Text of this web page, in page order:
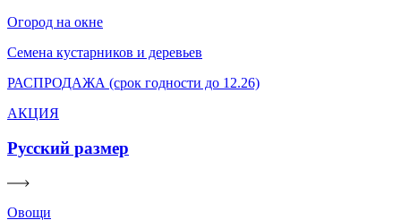
Огород на окне
Семена кустарников и деревьев
РАСПРОДАЖА (срок годности до 12.26)
АКЦИЯ
Русский размер
Овощи